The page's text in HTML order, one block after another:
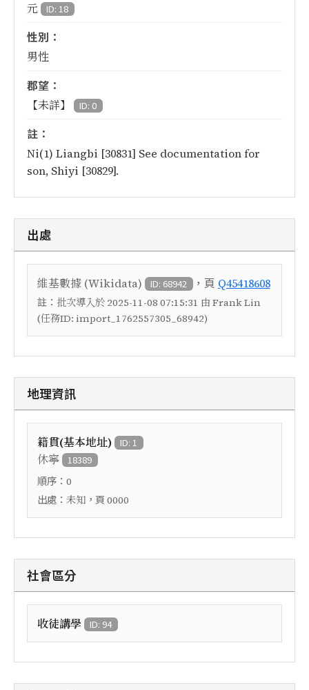
元 ID: 18
性別：
男性
郡望：
【未詳】 ID: 0
註：
Ni(1) Liangbi [30831] See documentation for
son, Shiyi [30829].
出處
維基數據 (Wikidata) ID: 68942 ，頁 Q45418608
註： 批次導入於 2025-11-08 07:15:31 由 Frank Lin
(任務ID: import_1762557305_68942)
地理資訊
籍貫(基本地址) ID: 1
休寧 18389
順序： 0
出處： 未知 ，頁 0000
社會區分
收徒講學 ID: 94